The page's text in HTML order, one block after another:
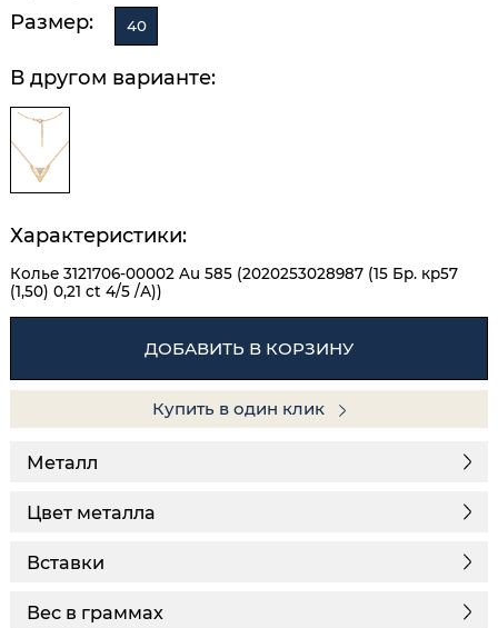
Размер:
40
В другом варианте:
Характеристики:
Колье 3121706-00002 Au 585 (2020253028987 (15 Бр. кр57
(1,50) 0,21 ct 4/5 /А))
ДОБАВИТЬ В КОРЗИНУ
Купить в один клик
Металл
Цвет металла
Вставки
Вес в граммах